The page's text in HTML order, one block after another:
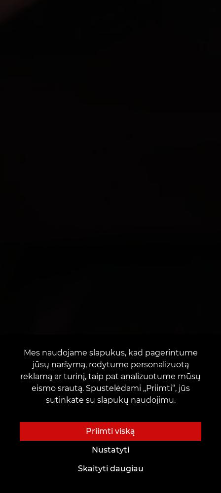
Mes naudojame slapukus, kad pagerintume
jūsų naršymą, rodytume personalizuotą
reklamą ar turinį, taip pat analizuotume mūsų
eismo srautą. Spustelėdami „Priimti“, jūs
sutinkate su slapukų naudojimu.
Priimti viską
Nustatyti
Skaityti daugiau